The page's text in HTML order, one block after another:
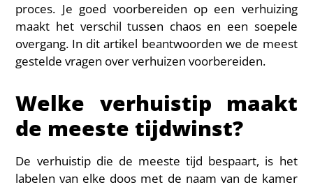
proces. Je goed voorbereiden op een verhuizing
maakt het verschil tussen chaos en een soepele
overgang. In dit artikel beantwoorden we de meest
gestelde vragen over verhuizen voorbereiden.
Welke verhuistip maakt
de meeste tijdwinst?
De verhuistip die de meeste tijd bespaart, is het
labelen van elke doos met de naam van de kamer